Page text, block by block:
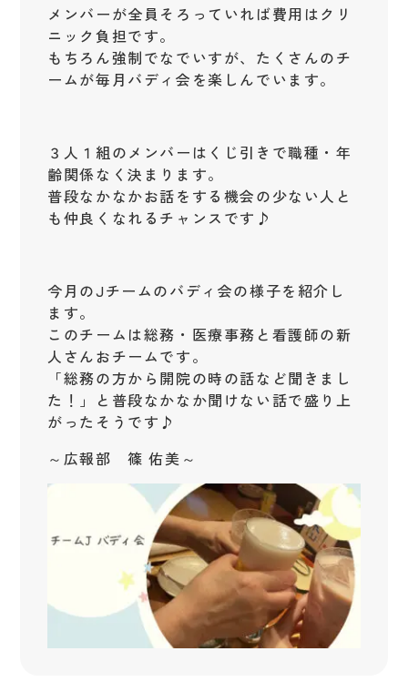
メンバーが全員そろっていれば費用はクリ
ニック負担です。
もちろん強制でなでいすが、たくさんのチ
ームが毎月バディ会を楽しんでいます。
３人１組のメンバーはくじ引きで職種・年
齢関係なく決まります。
普段なかなかお話をする機会の少ない人と
も仲良くなれるチャンスです♪
今月のJチームのバディ会の様子を紹介し
ます。
このチームは総務・医療事務と看護師の新
人さんおチームです。
「総務の方から開院の時の話など聞きまし
た！」と普段なかなか聞けない話で盛り上
がったそうです♪
～広報部 篠 佑美～